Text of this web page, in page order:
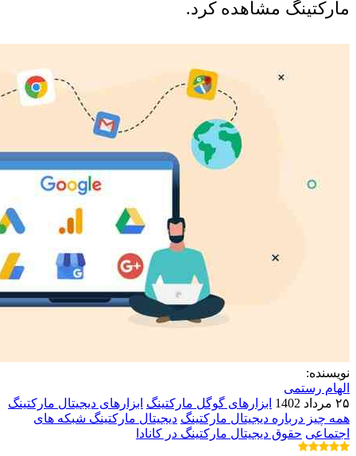
مارکتینگ مشاهده کرد.
نویسنده:
الهام رستمی
۲۵ مرداد 1402
ابزارهای گوگل مارکتینگ ابزارهای دیجیتال مارکتینگ
همه چیز درباره دیجیتال مارکتینگ دیجیتال مارکتینگ شبکه های
اجتماعی حقوق دیجیتال مارکتینگ در کانادا